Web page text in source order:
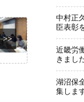
>>
中村正
臣表彰
近畿労
きまし
湖沼保
集しま